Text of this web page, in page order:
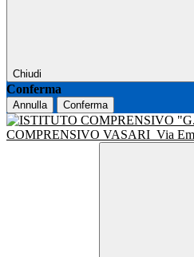
Chiudi
Conferma
Annulla Conferma
COMPRENSIVO VASARI Via